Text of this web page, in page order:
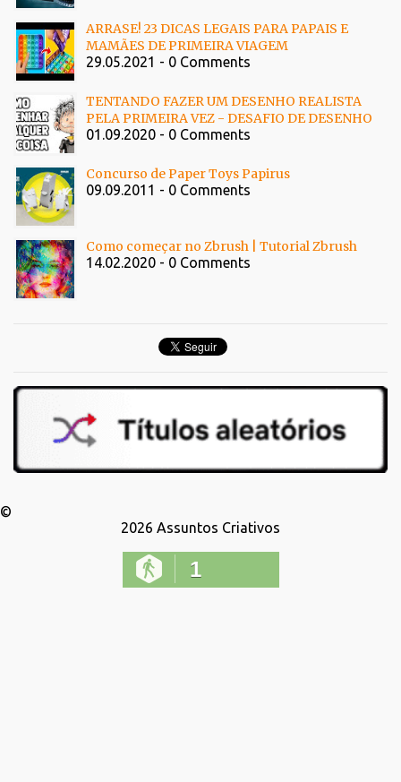
ARRASE! 23 DICAS LEGAIS PARA PAPAIS E
MAMÃES DE PRIMEIRA VIAGEM
29.05.2021 - 0 Comments
TENTANDO FAZER UM DESENHO REALISTA
PELA PRIMEIRA VEZ - DESAFIO DE DESENHO
01.09.2020 - 0 Comments
Concurso de Paper Toys Papirus
09.09.2011 - 0 Comments
Como começar no Zbrush | Tutorial Zbrush
14.02.2020 - 0 Comments
©
2026 Assuntos Criativos
1